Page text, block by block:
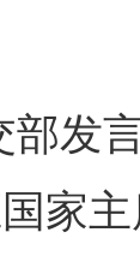
发言
家